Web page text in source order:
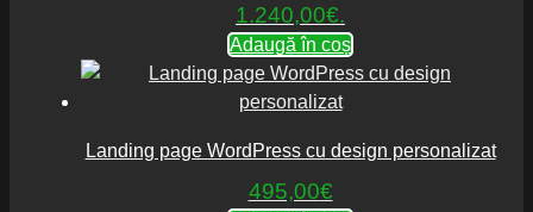
1.240,00€.
Adaugă în coș
Landing page WordPress cu design personalizat
495,00€